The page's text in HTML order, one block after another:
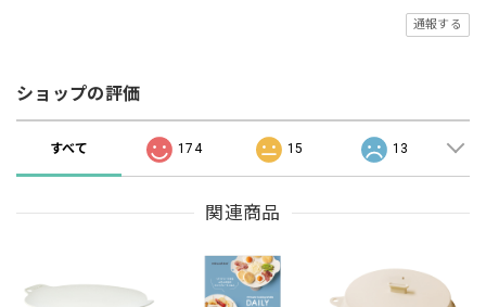
通報する
ショップの評価
すべて 174 15 13
関連商品